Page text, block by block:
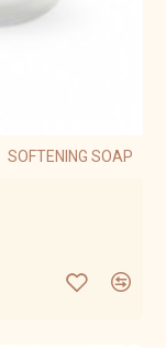
SOFTENING SOAP